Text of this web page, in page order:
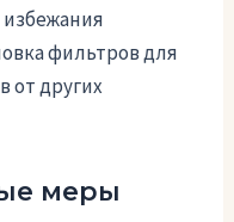
фильтров для
от других
меры